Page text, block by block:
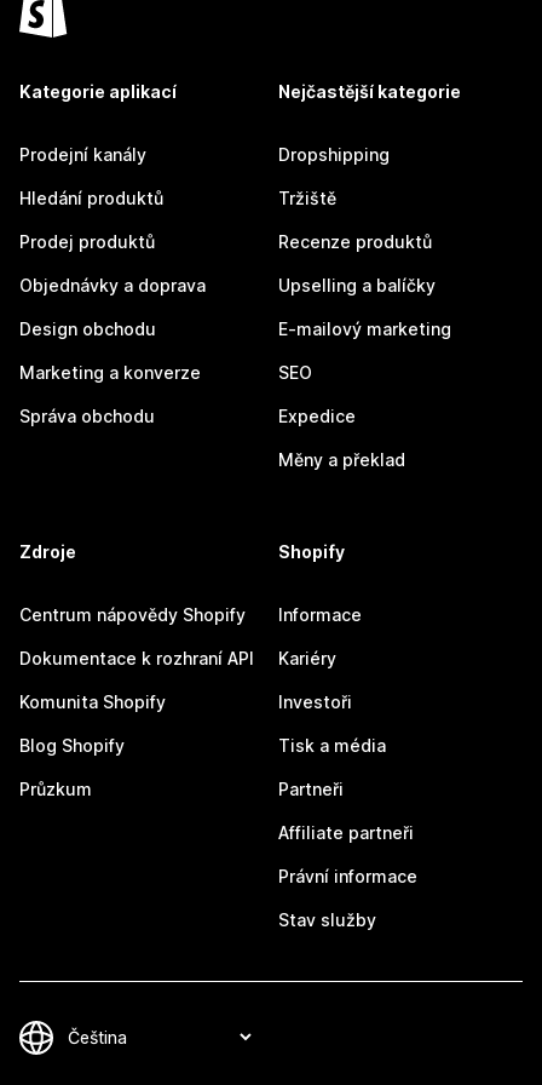
Kategorie aplikací
Prodejní kanály
Hledání produktů
Prodej produktů
Objednávky a doprava
Design obchodu
Marketing a konverze
Správa obchodu
Nejčastější kategorie
Dropshipping
Tržiště
Recenze produktů
Upselling a balíčky
E-mailový marketing
SEO
Expedice
Měny a překlad
Zdroje
Centrum nápovědy Shopify
Dokumentace k rozhraní API
Komunita Shopify
Blog Shopify
Průzkum
Shopify
Informace
Kariéry
Investoři
Tisk a média
Partneři
Affiliate partneři
Právní informace
Stav služby